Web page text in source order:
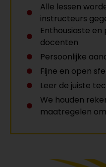
Alle lessen
instructeurs
Enthousiaste
docenten
Persoonlijke
Fijne en open
Leer de juiste
We houden
maatregelen